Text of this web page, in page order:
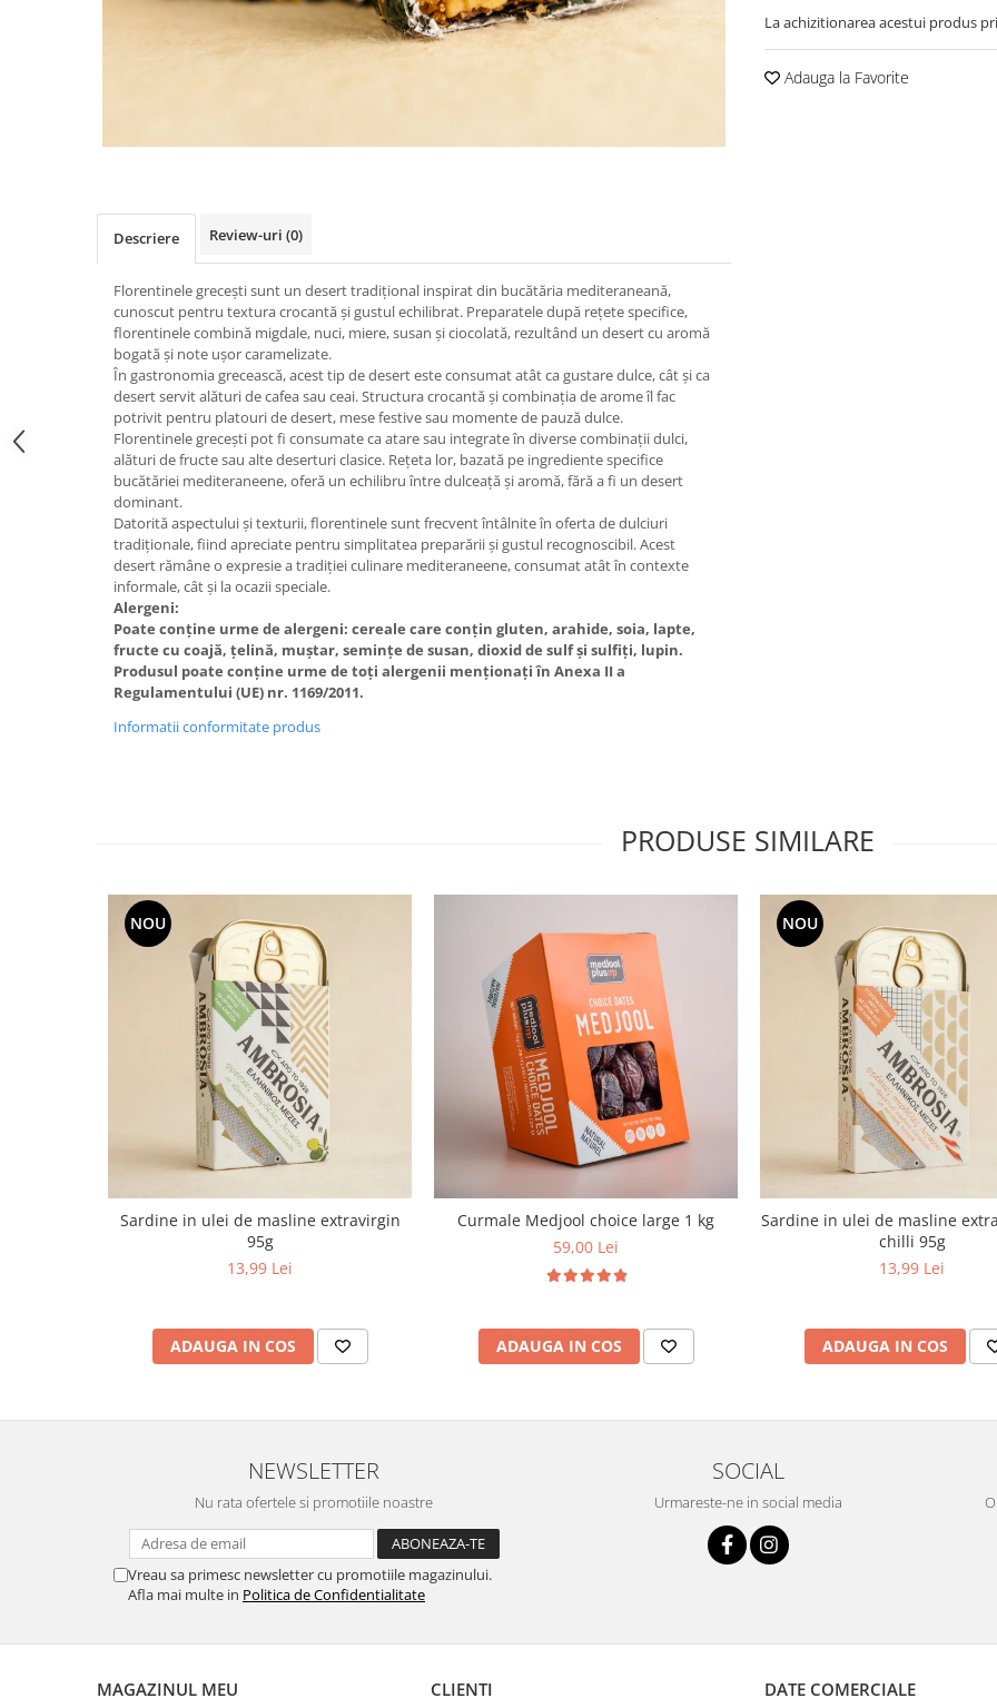
La achizitionarea acestui produs
Adauga la Favorite
Descriere Review-uri (0)
Florentinele grecești sunt un desert tradițional inspirat din bucătăria mediteraneană,
cunoscut pentru textura crocantă și gustul echilibrat. Preparatele după rețete specifice,
florentinele combină migdale, nuci, miere, susan și ciocolată, rezultând un desert cu aromă
bogată și note ușor caramelizate.
În gastronomia grecească, acest tip de desert este consumat atât ca gustare dulce, cât și ca
desert servit alături de cafea sau ceai. Structura crocantă și combinația de arome îl fac
potrivit pentru platouri de desert, mese festive sau momente de pauză dulce.
Florentinele grecești pot fi consumate ca atare sau integrate în diverse combinații dulci,
alături de fructe sau alte deserturi clasice. Rețeta lor, bazată pe ingrediente specifice
bucătăriei mediteraneene, oferă un echilibru între dulceață și aromă, fără a fi un desert
dominant.
Datorită aspectului și texturii, florentinele sunt frecvent întâlnite în oferta de dulciuri
tradiționale, fiind apreciate pentru simplitatea preparării și gustul recognoscibil. Acest
desert rămâne o expresie a tradiției culinare mediteraneene, consumat atât în contexte
informale, cât și la ocazii speciale.
Alergeni:
Poate conține urme de alergeni: cereale care conțin gluten, arahide, soia, lapte,
fructe cu coajă, țelină, muștar, semințe de susan, dioxid de sulf și sulfiți, lupin.
Produsul poate conține urme de toți alergenii menționați în Anexa II a
Regulamentului (UE) nr. 1169/2011.
Informatii conformitate produs
PRODUSE SIMILARE
NOU
Sardine in ulei de masline extravirgin
95g
13,99 Lei
ADAUGA IN COS
Curmale Medjool choice large 1 kg
59,00 Lei
ADAUGA IN COS
NOU
Sardine in ulei de masline
chilli 95g
13,99 Lei
ADAUGA IN COS
NEWSLETTER
Nu rata ofertele si promotiile noastre
Vreau sa primesc newsletter cu promotiile magazinului.
Afla mai multe in Politica de Confidentialitate
SOCIAL
Urmareste-ne in social media
MAGAZINUL MEU CLIENTI DATE COMERCIALE